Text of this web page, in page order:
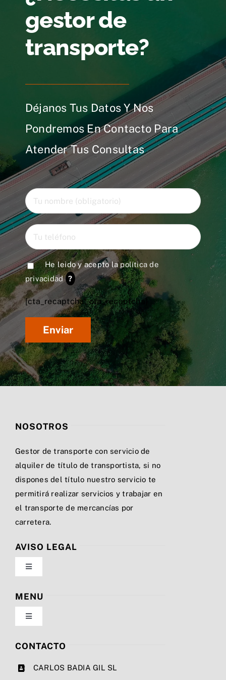
gestor de
transporte?
Déjanos Tus Datos Y Nos
Pondremos En Contacto Para
Atender Tus Consultas
He leido y acepto lapolítica de
privacidad ?
[cta_recaptcha* cta_recaptcha]
NOSOTROS
Gestor de transporte con servicio de
alquiler de título de transportista, si no
dispones del título nuestro servicio te
permitirá realizar servicios y trabajar en
el transporte de mercancías por
carretera.
AVISO LEGAL
Toggle
Navigation
Política de privacidad
Condiciones de uso
MENU
Toggle
Navigation
Nosotros
CONTACTO
CARLOS BADIA GIL SL